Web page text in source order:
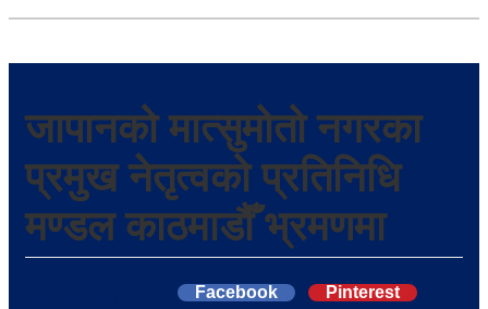
जापानको मात्सुमोतो नगरका
प्रमुख नेतृत्वको प्रतिनिधि
मण्डल काठमाडौँ भ्रमणमा
Facebook
Pinterest